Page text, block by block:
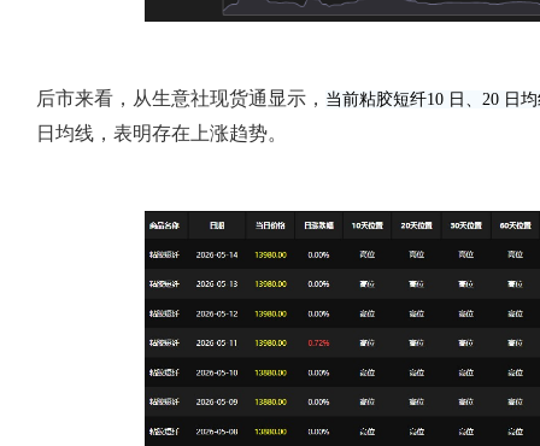
后市来看，从生意社现货通显示， 当前粘胶短纤10 日、20 日
日均线，表明存在上涨趋势。